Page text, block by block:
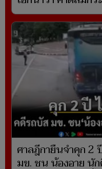
ศาลฎีกายืนจำคุก 2
มข. ชน น้องอาย นั